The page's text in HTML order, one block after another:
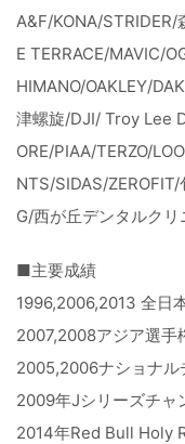
A&F/KONA/STRIDER/
E TERRACE/MAVIC/
HIMANO/OAKLEY/
津螺旋/DJI/ Troy Lee
ORE/PIAA/TERZO/
NTS/SIDAS/
G/西が丘デンタルク
■主要成績
1996,2006,2013 全日
2007,2008アジア選手
2005,2006ナショナル
2009年Jシリーズチャ
2014年Red Bull Holy